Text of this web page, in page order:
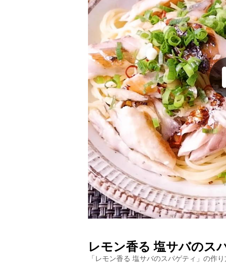
レモン香る 塩サバのス
「レモン香る 塩サバのスパゲティ 」の作